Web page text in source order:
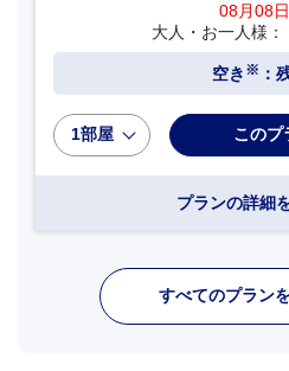
08月08
大人・お一人様：
空き ※ ：
1部屋
プランの詳細
すべてのプラン